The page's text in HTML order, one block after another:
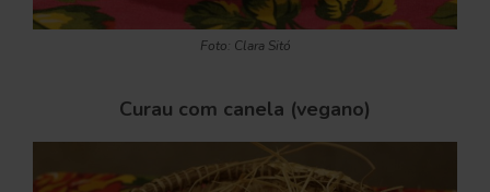
Foto: Clara Sitó
Curau com canela (vegano)